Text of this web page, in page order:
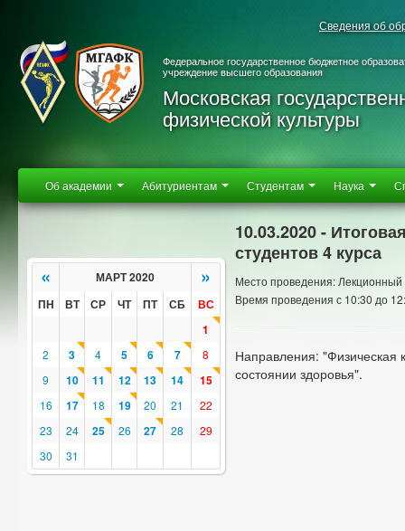
Сведения об
Федеральное государственное бюджетное
учреждение высшего образования
Московская
физической культуры
Об академии Абитуриентам Студентам Наука
« МАРТ 2020 »
ПН ВТ СР ЧТ ПТ СБ
ВС
1
2 3 4 5 6 7
8
9
10 11 12 13 14 15
16 17 18 19 20 21
22
23
24 25 26 27 28
29
30
31
10.03.2020 -
студентов 4 курса
Место проведения:
Время проведения с 10:30 до
Направления: "Физическая
состоянии здоровья".